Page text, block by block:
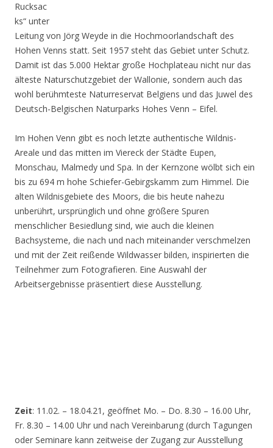
Rucksac
ks“ unter
Leitung von Jörg Weyde in die Hochmoorlandschaft des
Hohen Venns statt. Seit 1957 steht das Gebiet unter Schutz.
Damit ist das 5.000 Hektar große Hochplateau nicht nur das
älteste Naturschutzgebiet der Wallonie, sondern auch das
wohl berühmteste Naturreservat Belgiens und das Juwel des
Deutsch-Belgischen Naturparks Hohes Venn – Eifel.
Im Hohen Venn gibt es noch letzte authentische Wildnis-
Areale und das mitten im Viereck der Städte Eupen,
Monschau, Malmedy und Spa. In der Kernzone wölbt sich ein
bis zu 694 m hohe Schiefer-Gebirgskamm zum Himmel. Die
alten Wildnisgebiete des Moors, die bis heute nahezu
unberührt, ursprünglich und ohne größere Spuren
menschlicher Besiedlung sind, wie auch die kleinen
Bachsysteme, die nach und nach miteinander verschmelzen
und mit der Zeit reißende Wildwasser bilden, inspirierten die
Teilnehmer zum Fotografieren. Eine Auswahl der
Arbeitsergebnisse präsentiert diese Ausstellung.
Zeit: 11.02. – 18.04.21, geöffnet Mo. – Do. 8.30 – 16.00 Uhr,
Fr. 8.30 – 14.00 Uhr und nach Vereinbarung (durch Tagungen
oder Seminare kann zeitweise der Zugang zur Ausstellung